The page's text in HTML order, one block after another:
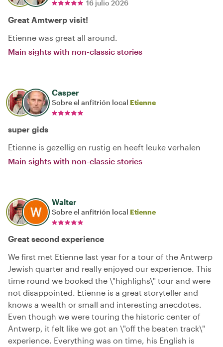
16 julio 2026
Great Amtwerp visit!
Etienne was great all around.
Main sights with non-classic stories
Casper
Sobre el anfitrión local Etienne
super gids
Etienne is gezellig en rustig en heeft leuke verhalen
Main sights with non-classic stories
Walter
Sobre el anfitrión local Etienne
Great second experience
We first met Etienne last year for a tour of the Antwerp
Jewish quarter and really enjoyed our experience. This
time round we booked the \"highlighs\" tour and were
not disappointed. Etienne is a great storyteller and
knows a wealth or small and interesting anecdotes.
Even though we were touring the historic center of
Antwerp, it felt like we got an \"off the beaten track\"
experience. Everything was on time, his English is